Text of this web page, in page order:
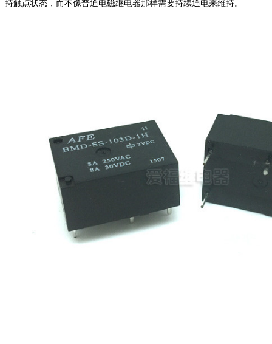
持触点状态，而不像普通电磁继电器那样需要持续通电来维持。